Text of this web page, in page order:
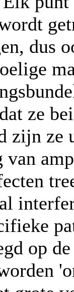
dus
ze
zijn ze
van
op